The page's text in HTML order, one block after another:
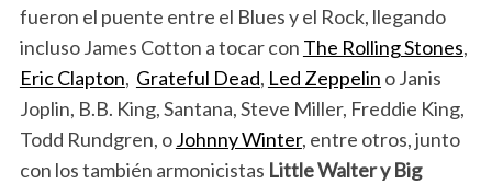
fueron el puente entre el Blues y el Rock, llegando
incluso James Cotton a tocar con The Rolling Stones,
Eric Clapton, Grateful Dead, Led Zeppelin o Janis
Joplin, B.B. King, Santana, Steve Miller, Freddie King,
Todd Rundgren, oJohnny Winter, entre otros, junto
con los también armonicistas Little Walter y Big